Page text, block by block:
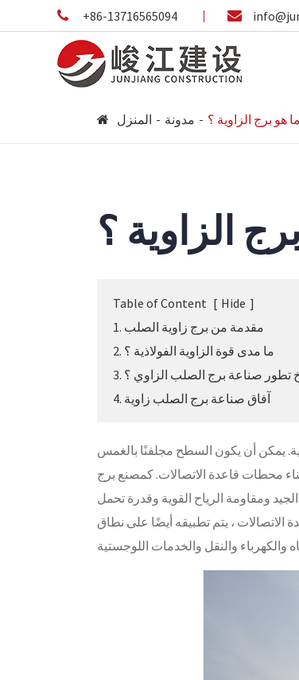
+86-13716565094
المنزل مدونة ما هو برج الزاوية ؟
الزاوية ؟
Table of Content [ Hide ]
1. مقدمة من برج زاوية الصلب
2. ما مدى قوة الزاوية الفولاذية ؟
تطور صناعة برج الصلب الزاوي ؟
4. آفاق صناعة برج الصلب زاوية
يمكن أن يكون السطح مجلفنًا بالغمس
محطات قاعدة الاتصالات. كمصنع برج
ومقاومة الرياح القوية وقدرة تحمل
، يتم تطبيقه أيضًا على نطاق